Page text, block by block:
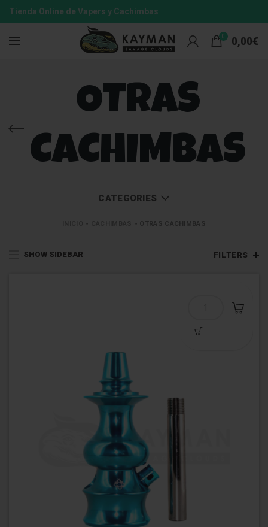
Tienda Online de Vapers y Cachimbas
0 0,00€
OTRAS
CACHIMBAS
CATEGORIES
OTRAS CACHIMBAS
SHOW SIDEBAR FILTERS